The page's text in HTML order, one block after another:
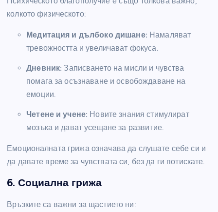
колкото физическото:
Медитация и дълбоко дишане: Намаляват
тревожността и увеличават фокуса.
Дневник: Записването на мисли и чувства
помага за осъзнаване и освобождаване на
емоции.
Четене и учене: Новите знания стимулират
мозъка и дават усещане за развитие.
Емоционалната грижа означава да слушате себе си и
да давате време за чувствата си, без да ги потискате.
6. Социална грижа
Връзките са важни за щастието ни: